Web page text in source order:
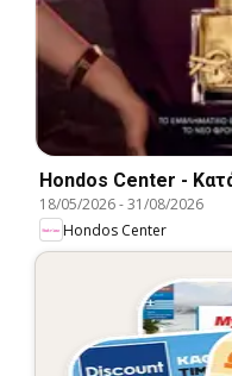
Hondos Center -
18/05/2026-31/08/2026
Hondos Center